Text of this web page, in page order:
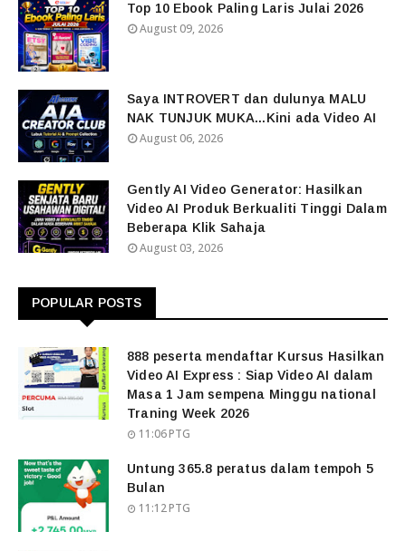
Top 10 Ebook Paling Laris Julai 2026
August 09, 2026
Saya INTROVERT dan dulunya MALU
NAK TUNJUK MUKA...Kini ada Video AI
August 06, 2026
Gently AI Video Generator: Hasilkan
Video AI Produk Berkualiti Tinggi Dalam
Beberapa Klik Sahaja
August 03, 2026
POPULAR POSTS
888 peserta mendaftar Kursus Hasilkan
Video AI Express : Siap Video AI dalam
Masa 1 Jam sempena Minggu national
Traning Week 2026
11:06 PTG
Untung 365.8 peratus dalam tempoh 5
Bulan
11:12 PTG